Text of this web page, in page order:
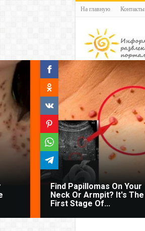
На главную Контакты
Find Papillomas On Your
Neck Or Armpit? It's The
First Stage Of...